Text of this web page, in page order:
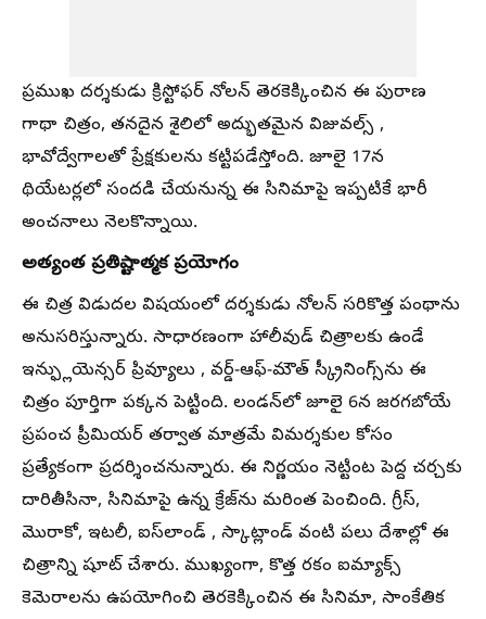
ప్రముఖ దర్శకుడు క్రిస్టోఫర్ నోలన్ తెరకెక్కించిన ఈ పురాణ
గాథా చిత్రం, తనదైన శైలిలో అద్భుతమైన విజువల్స్ ,
భావోద్వేగాలతో ప్రేక్షకులను కట్టిపడేస్తోంది. జూలై 17న
థియేటర్లలో సందడి చేయనున్న ఈ సినిమాపై ఇప్పటికే భారీ
అంచనాలు నెలకొన్నాయి.
అత్యంత ప్రతిష్టాత్మక ప్రయోగం
ఈ చిత్ర విడుదల విషయంలో దర్శకుడు నోలన్ సరికొత్త పంథాను
అనుసరిస్తున్నారు. సాధారణంగా హాలీవుడ్ చిత్రాలకు ఉండే
ఇన్ఫ్లుయెన్సర్ ప్రివ్యూలు , వర్డ్-ఆఫ్-మౌత్ స్క్రీనింగ్స్‌ను ఈ
చిత్రం పూర్తిగా పక్కన పెట్టింది. లండన్‌లో జూలై 6న జరగబోయే
ప్రపంచ ప్రీమియర్ తర్వాత మాత్రమే విమర్శకుల కోసం
ప్రత్యేకంగా ప్రదర్శించనున్నారు. ఈ నిర్ణయం నెట్టింట పెద్ద చర్చకు
దారితీసినా, సినిమాపై ఉన్న క్రేజ్‌ను మరింత పెంచింది. గ్రీస్,
మొరాకో, ఇటలీ, ఐస్‌లాండ్ , స్కాట్లాండ్ వంటి పలు దేశాల్లో ఈ
చిత్రాన్ని షూట్ చేశారు. ముఖ్యంగా, కొత్త రకం ఐమ్యాక్స్
కెమెరాలను ఉపయోగించి తెరకెక్కించిన ఈ సినిమా, సాంకేతిక